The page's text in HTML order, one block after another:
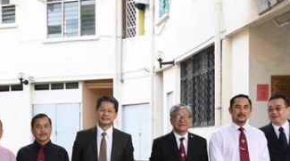
加速臺灣經濟轉型升級 籲請立院全力支持並盡
對等關稅
守護繁榮